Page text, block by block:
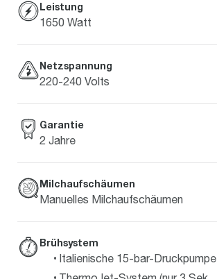
Leistung
1650 Watt
Netzspannung
220-240 Volts
Garantie
2 Jahre
Milchaufschäumen
Manuelles Milchaufschäumen
Brühsystem
Italienische 15-bar-Druckpumpe